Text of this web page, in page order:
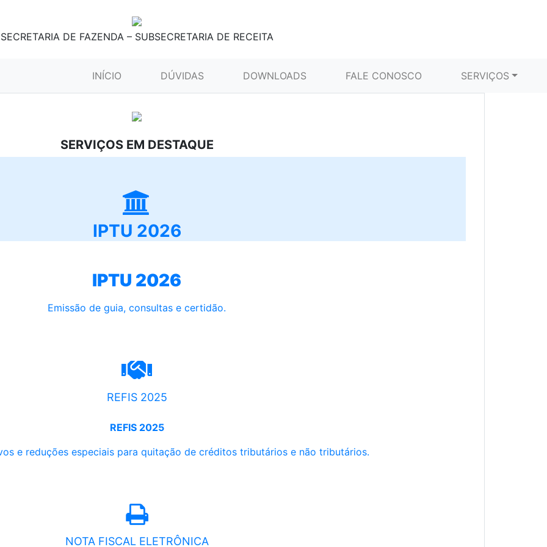
SECRETARIA DE FAZENDA – SUBSECRETARIA DE RECEITA
INÍCIO (CURRENT)DÚVIDAS DOWNLOADS FALE CONOSCO SERVIÇOS
SERVIÇOS EM DESTAQUE
IPTU 2026
IPTU 2026
Emissão de guia, consultas e certidão.
REFIS 2025
REFIS 2025
e reduções especiais para quitação de créditos tributários e não tributários.
NOTA FISCAL ELETRÔNICA